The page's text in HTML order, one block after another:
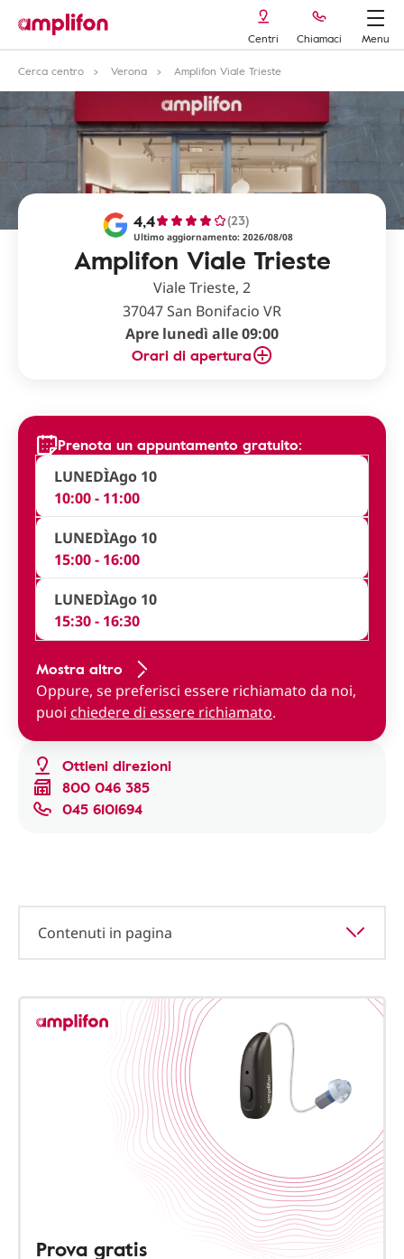
Centri Chiamaci
Menu
Cerca centro
Verona Amplifon Viale Trieste
Amplifon Viale Trieste
4,4 (23)
Ultimo aggiornamento: 2026/08/08
Viale Trieste, 2
37047 San Bonifacio VR
Apre lunedì alle 09:00
Orari di apertura
Ottieni direzioni
800 046 385
045 6101694
Prenota un appuntamento gratuito:
LUNEDÌAgo 10
10:00 - 11:00
LUNEDÌAgo 10
15:00 - 16:00
LUNEDÌAgo 10
15:30 - 16:30
Mostra altro
Oppure, se preferisci essere richiamato da noi,
puoi chiedere di essere richiamato.
Contenuti in pagina
Prova gratis